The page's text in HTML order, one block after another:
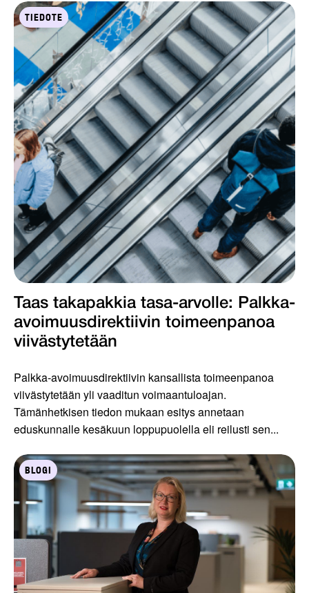
TIEDOTE
Taas takapakkia tasa-arvolle: Palkka-
avoimuusdirektiivin toimeenpanoa
viivästytetään
Palkka-avoimuusdirektiivin kansallista toimeenpanoa
viivästytetään yli vaaditun voimaantuloajan.
Tämänhetkisen tiedon mukaan esitys annetaan
eduskunnalle kesäkuun loppupuolella eli reilusti sen...
BLOGI